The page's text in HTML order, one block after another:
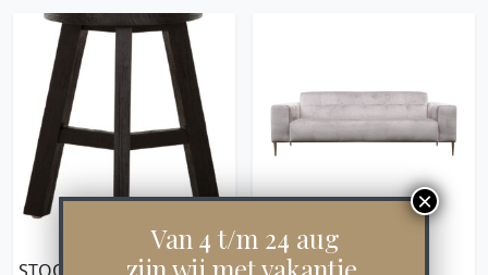
Van 4 t/m 24 aug